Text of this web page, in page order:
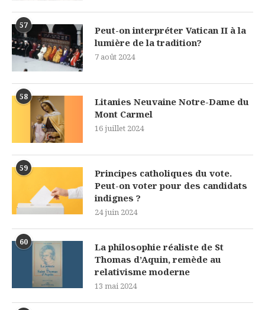
57
Peut-on interpréter Vatican II à la
lumière de la tradition?
7 août 2024
58
Litanies Neuvaine Notre-Dame du
Mont Carmel
16 juillet 2024
59
Principes catholiques du vote.
Peut-on voter pour des candidats
indignes ?
24 juin 2024
60
La philosophie réaliste de St
Thomas d’Aquin, remède au
relativisme moderne
13 mai 2024